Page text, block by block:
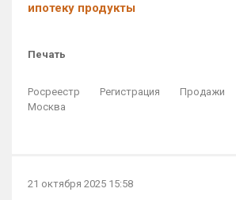
ипотеку продукты
Печать
Росреестр Регистрация Продажи
Москва
21 октября 2025 15:58